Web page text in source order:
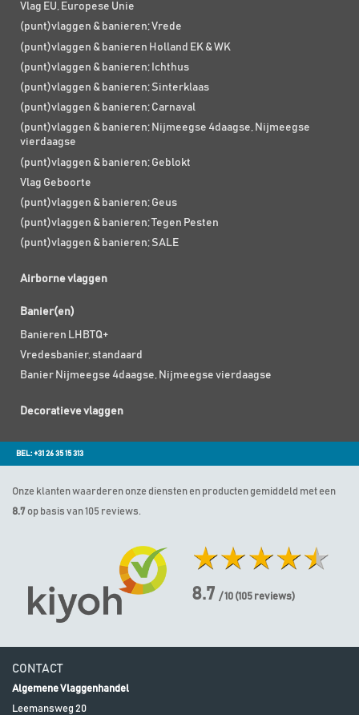
Vlag EU, Europese Unie
(punt)vlaggen & banieren; Vrede
(punt)vlaggen & banieren Holland EK & WK
(punt)vlaggen & banieren; Ichthus
(punt)vlaggen & banieren; Sinterklaas
(punt)vlaggen & banieren; Carnaval
(punt)vlaggen & banieren; Nijmeegse 4daagse, Nijmeegse
vierdaagse
(punt)vlaggen & banieren; Geblokt
Vlag Geboorte
(punt)vlaggen & banieren; Geus
(punt)vlaggen & banieren; Tegen Pesten
(punt)vlaggen & banieren; SALE
Airborne vlaggen
Banier(en)
Banieren LHBTQ+
Vredesbanier, standaard
Banier Nijmeegse 4daagse, Nijmeegse vierdaagse
Decoratieve vlaggen
BEL: +31 26 35 15 313
Onze klanten waarderen onze diensten en producten gemiddeld met een
8.7 op basis van 105 reviews.
8.7 / 10 (105 reviews)
CONTACT
Algemene Vlaggenhandel
Leemansweg 20